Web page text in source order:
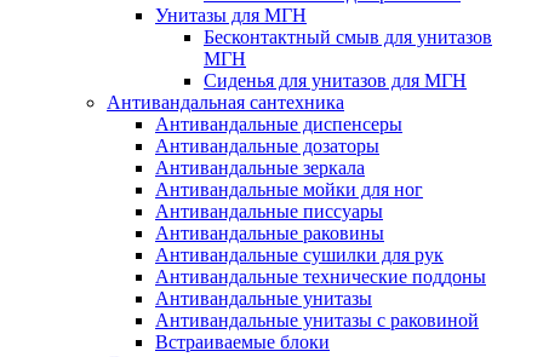
Унитазы для МГН
Бесконтактный смыв для унитазов
МГН
Сиденья для унитазов для МГН
Антивандальная сантехника
Антивандальные диспенсеры
Антивандальные дозаторы
Антивандальные зеркала
Антивандальные мойки для ног
Антивандальные писсуары
Антивандальные раковины
Антивандальные сушилки для рук
Антивандальные технические поддоны
Антивандальные унитазы
Антивандальные унитазы с раковиной
Встраиваемые блоки